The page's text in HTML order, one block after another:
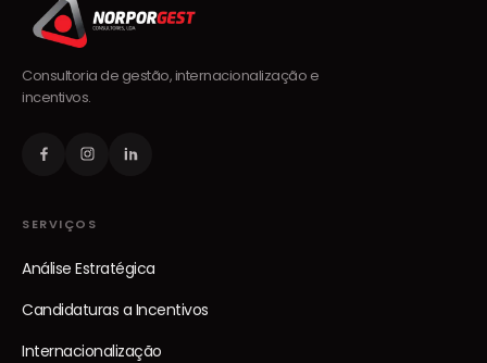
Consultoria de gestão, internacionalização e
incentivos.
SERVIÇOS
Análise Estratégica
Candidaturas a Incentivos
Internacionalização